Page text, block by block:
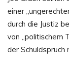
einer
durch die Justiz
von „politischem
der Schuldspruch